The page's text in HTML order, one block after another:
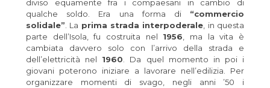
diviso equamente fra i compaesani in cambio di
qualche soldo. Era una forma di “commercio
solidale”. La prima strada interpoderale, in questa
parte dell’Isola, fu costruita nel 1956, ma la vita è
cambiata davvero solo con l’arrivo della strada e
dell’elettricità nel 1960. Da quel momento in poi i
giovani poterono iniziare a lavorare nell’edilizia. Per
organizzare momenti di svago, negli anni ’50 i